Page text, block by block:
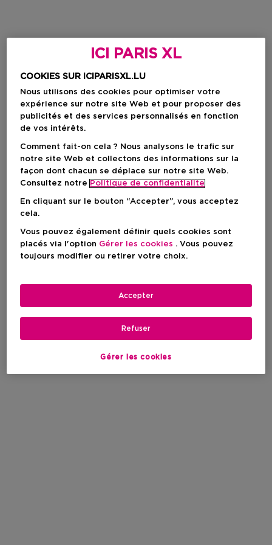
ICI PARIS XL
COOKIES SUR ICIPARISXL.LU
Nous utilisons des cookies pour optimiser votre
expérience sur notre site Web et pour proposer des
publicités et des services personnalisés en fonction
de vos intérêts.
Comment fait-on cela ? Nous analysons le trafic sur
notre site Web et collectons des informations sur la
façon dont chacun se déplace sur notre site Web.
Consultez notre Politique de confidentialite
En cliquant sur le bouton “Accepter”, vous acceptez
cela.
Vous pouvez également définir quels cookies sont
placés via l'option Gérer les cookies . Vous pouvez
toujours modifier ou retirer votre choix.
Gérer les cookies
Refuser
Accepter